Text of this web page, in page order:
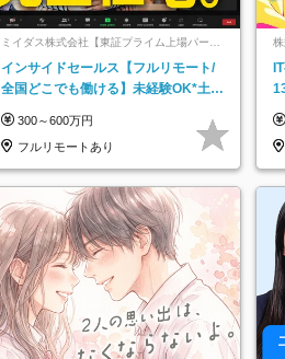
ミイダス株式会社【東証プライム上場パーソ
インサイドセールス【フルリモート/
全国どこでも働ける】未経験OK*土日
300～600万円
フルリモートあり
県